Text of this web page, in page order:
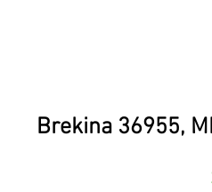
Brekina 36955,